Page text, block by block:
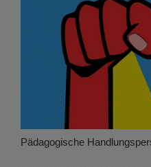
Pädagogische